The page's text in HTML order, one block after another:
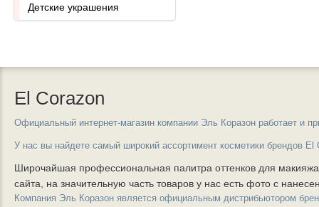
Детские украшения
El Corazon
Официальный интернет-магазин компании Эль Коразон работает и
У нас вы найдете самый широкий ассортимент косметики брендов El
Широчайшая профессиональная палитра оттенков для
сайта, на значительную часть товаров у нас есть фото с
Компания Эль Коразон является официальным дистрибьютором